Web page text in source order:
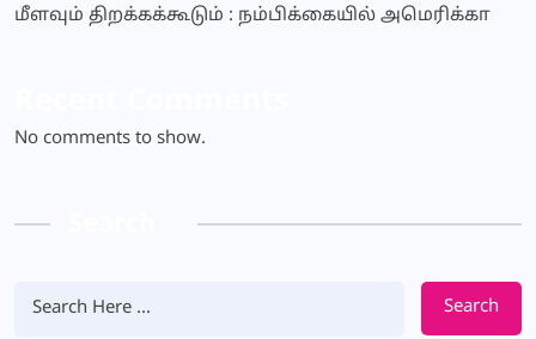
மீளவும் திறக்கக்கூடும் : நம்பிக்கையில் அமெரிக்கா
No comments to show.
Search